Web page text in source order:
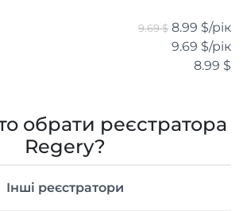
9.69 $ 8.99 $/рік
9.69 $/рік
8.99 $
обрати реєстратора
Regery?
Інші реєстратори